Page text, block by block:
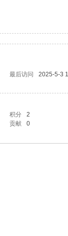
最后访问
2025-5-3
积分
2
贡献 0